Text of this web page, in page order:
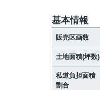
基本情報
販売区画数
土地面積(坪数)
私道負担面積
割合